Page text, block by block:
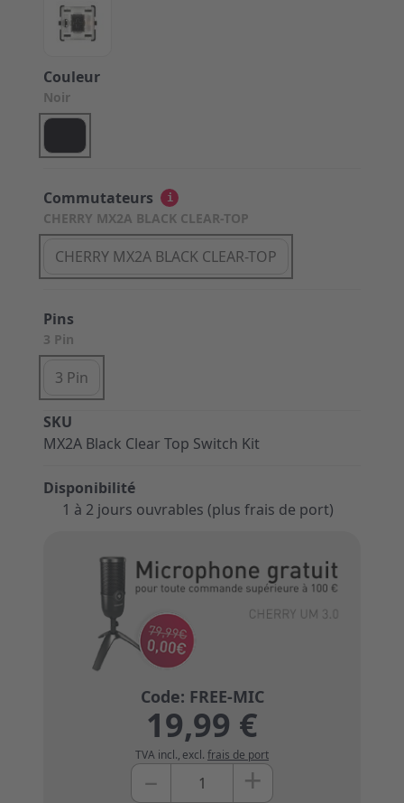
SKU
MX2A Black Clear Top Switch Kit
Disponibilité
1 à 2 jours ouvrables (plus frais de port)
Couleur
Noir
Commutateurs
CHERRY MX2A BLACK CLEAR-TOP
i
CHERRY MX2A BLACK CLEAR-TOP
Pins
3 Pin
3 Pin
19,99 €
TVA incl., excl. frais de port
Quantité
– +